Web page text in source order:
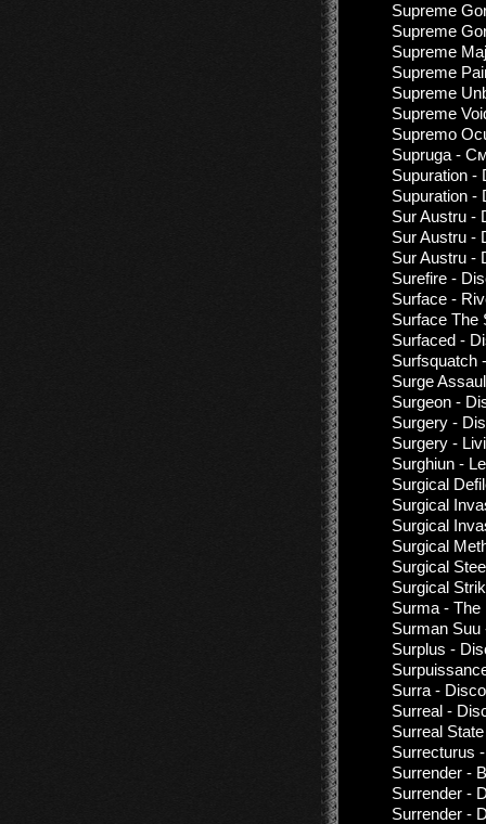
Supreme
Supreme
Supreme
Supreme
Supreme
Supreme
Supremo
Supruga -
Supuration -
Supuration -
Sur Austru -
Sur Austru -
Sur Austru -
Surefire -
Surface -
Surface The
Surfaced -
Surfsquatch
Surge
Surgeon -
Surgery -
Surgery -
Surghiun -
Surgical
Surgical
Surgical
Surgical
Surgical
Surgical
Surma - The
Surman Suu
Surplus -
Surra -
Surreal -
Surreal
Surrecturus
Surrender -
Surrender -
Surrender -